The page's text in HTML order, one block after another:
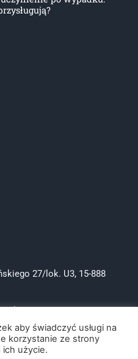
27/lok. U3, 15-888
aby świadczyć usługi na
korzystanie ze strony
ich użycie.